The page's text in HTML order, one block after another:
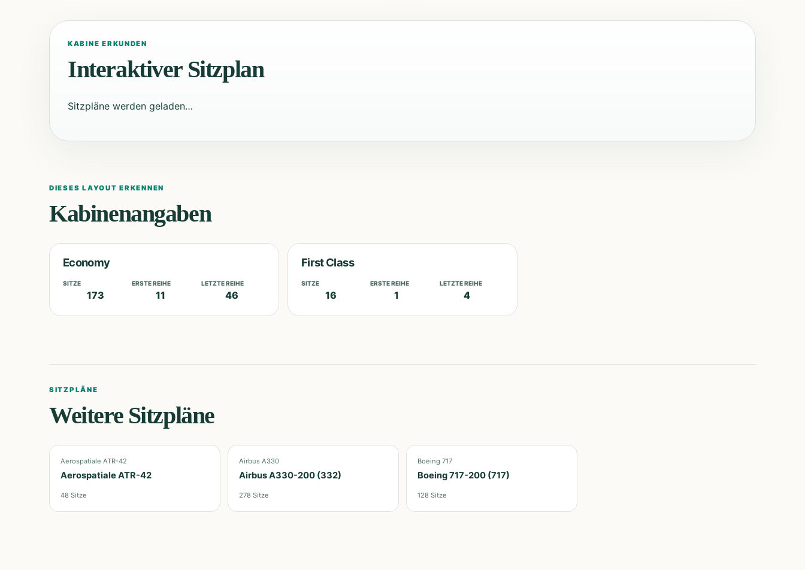
KABINE ERKUNDEN
Interaktiver Sitzplan
Sitzpläne werden geladen…
DIESES LAYOUT ERKENNEN
Kabinenangaben
Economy
SITZE
173
ERSTE REIHE
11
LETZTE REIHE
46
First Class
SITZE
16
ERSTE REIHE
1
LETZTE REIHE
4
SITZPLÄNE
Weitere Sitzpläne
Aerospatiale ATR-42
Aerospatiale ATR-42
48 Sitze
Airbus A330
Airbus A330-200 (332)
278 Sitze
Boeing 717
Boeing 717-200 (717)
128 Sitze